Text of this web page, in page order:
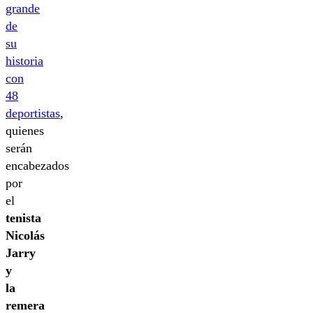
grande
de
su
historia
con
48
deportistas,
quienes
serán
encabezados
por
el
tenista
Nicolás
Jarry
y
la
remera